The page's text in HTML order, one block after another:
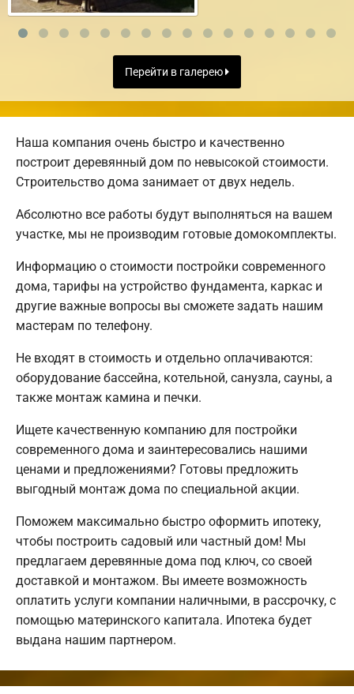
Перейти в галерею
Наша компания очень быстро и качественно
построит деревянный дом по невысокой стоимости.
Строительство дома занимает от двух недель.
Абсолютно все работы будут выполняться на вашем
участке, мы не производим готовые домокомплекты.
Информацию о стоимости постройки современного
дома, тарифы на устройство фундамента, каркас и
другие важные вопросы вы сможете задать нашим
мастерам по телефону.
Не входят в стоимость и отдельно оплачиваются:
оборудование бассейна, котельной, санузла, сауны, а
также монтаж камина и печки.
Ищете качественную компанию для постройки
современного дома и заинтересовались нашими
ценами и предложениями? Готовы предложить
выгодный монтаж дома по специальной акции.
Поможем максимально быстро оформить ипотеку,
чтобы построить садовый или частный дом! Мы
предлагаем деревянные дома под ключ, со своей
доставкой и монтажом. Вы имеете возможность
оплатить услуги компании наличными, в рассрочку, с
помощью материнского капитала. Ипотека будет
выдана нашим партнером.